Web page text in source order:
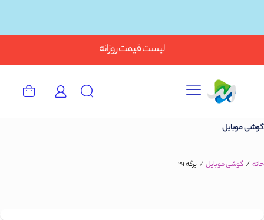
لیست قیمت روزانه
گوشی موبایل
خانه / گوشی موبایل / برگه 29